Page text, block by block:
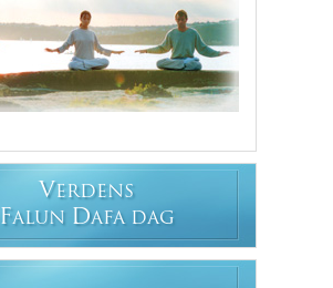
VERDENS
FALUN DAFA DAG